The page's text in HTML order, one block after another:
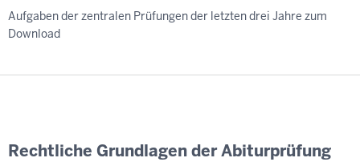
Aufgaben der zentralen Prüfungen der letzten drei Jahre zum
Download
Rechtliche Grundlagen der Abiturprüfung